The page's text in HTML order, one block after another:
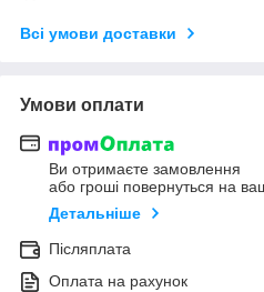
Всі умови доставки
Умови оплати
Ви отримаєте замовлення
або гроші повернуться на
Детальніше
Післяплата
Оплата на рахунок